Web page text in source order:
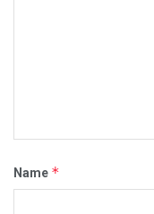
Name *